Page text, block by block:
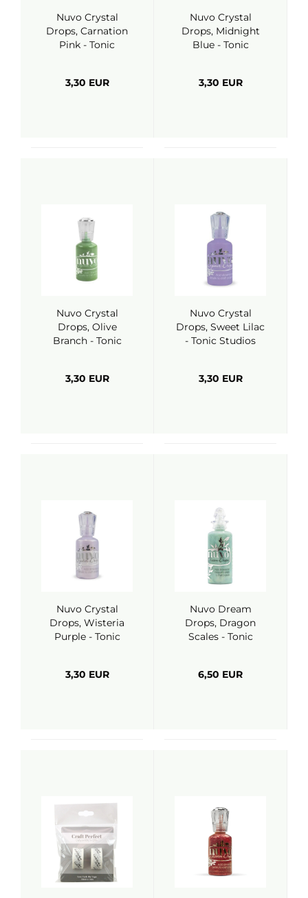
Nuvo Crystal
Drops, Carnation
Pink - Tonic
3,30 EUR
Nuvo Crystal
Drops, Midnight
Blue - Tonic
3,30 EUR
Nuvo Crystal
Drops, Olive
Branch - Tonic
3,30 EUR
Nuvo Crystal
Drops, Sweet Lilac
- Tonic Studios
3,30 EUR
Nuvo Crystal
Drops, Wisteria
Purple - Tonic
3,30 EUR
Nuvo Dream
Drops, Dragon
Scales - Tonic
6,50 EUR